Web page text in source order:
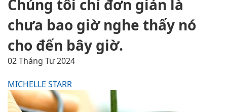
Chúng tôi chỉ đơn giản là
chưa bao giờ nghe thấy nó
cho đến bây giờ.
02 Tháng Tư 2024
MICHELLE STARR